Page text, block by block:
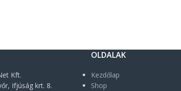
Kft.
Ifjúság krt. 8.
OLDALAK
Kezdőlap
Shop